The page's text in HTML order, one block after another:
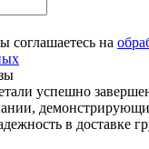
соглашаетесь на
успешно
в доставке